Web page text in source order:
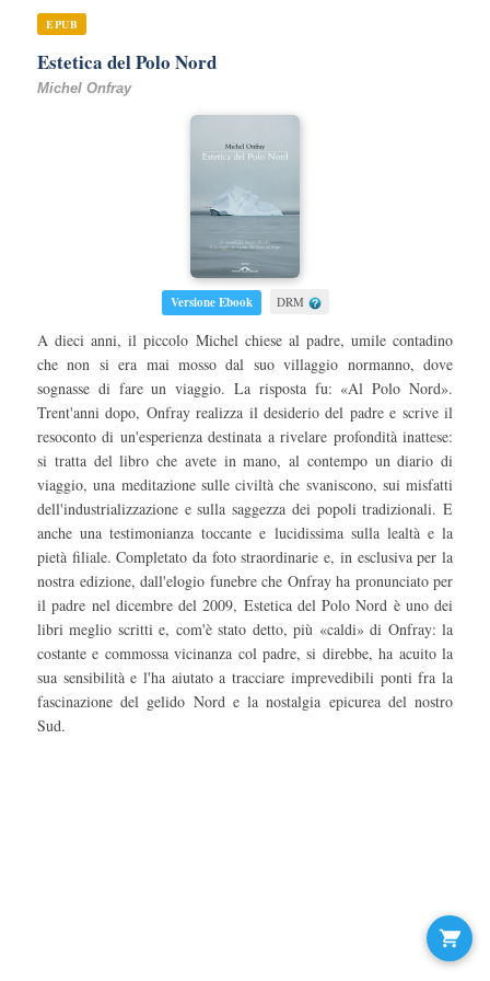
EPUB
Estetica del Polo Nord
Michel Onfray
Versione Ebook DRM
A dieci anni, il piccolo Michel chiese al padre, umile contadino
che non si era mai mosso dal suo villaggio normanno, dove
sognasse di fare un viaggio. La risposta fu: «Al Polo Nord».
Trent'anni dopo, Onfray realizza il desiderio del padre e scrive il
resoconto di un'esperienza destinata a rivelare profondità inattese:
si tratta del libro che avete in mano, al contempo un diario di
viaggio, una meditazione sulle civiltà che svaniscono, sui misfatti
dell'industrializzazione e sulla saggezza dei popoli tradizionali. E
anche una testimonianza toccante e lucidissima sulla lealtà e la
pietà filiale. Completato da foto straordinarie e, in esclusiva per la
nostra edizione, dall'elogio funebre che Onfray ha pronunciato per
il padre nel dicembre del 2009, Estetica del Polo Nord è uno dei
libri meglio scritti e, com'è stato detto, più «caldi» di Onfray: la
costante e commossa vicinanza col padre, si direbbe, ha acuito la
sua sensibilità e l'ha aiutato a tracciare imprevedibili ponti fra la
fascinazione del gelido Nord e la nostalgia epicurea del nostro
Sud.